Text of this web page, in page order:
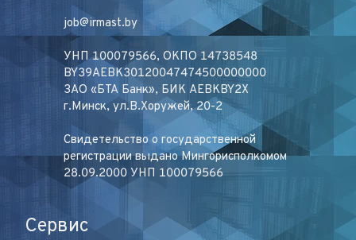
job@irmast.by
УНП 100079566, ОКПО 14738548
BY39AEBK30120047474500000000
ЗАО «БТА Банк», БИК AEBKBY2X
г.Минск, ул.В.Хоружей, 20-2
Свидетельство о государственной
регистрации выдано Мингорисполкомом
28.09.2000 УНП 100079566
Сервис